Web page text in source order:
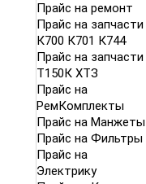
Прайс на ремонт
Прайс на запчасти
К700 К701 К744
Прайс на запчасти
Т150К ХТЗ
Прайс на
РемКомплекты
Прайс на Манжеты
Прайс на Фильтры
Прайс на
Электрику